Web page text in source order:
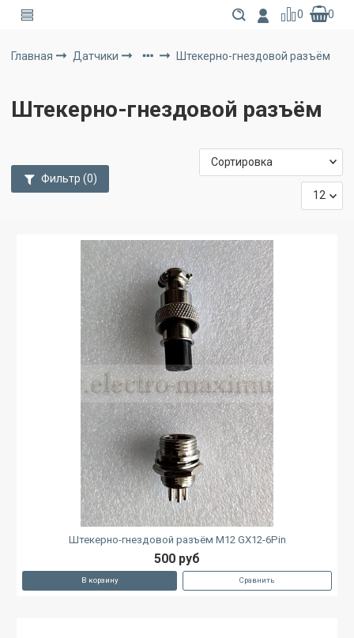
0 0
Главная Датчики Штекерно-гнездовой разъём
Штекерно-гнездовой разъём
Фильтр (0)
Штекерно-гнездовой разъём M12 GX12-6Pin
500 руб
В корзину Сравнить